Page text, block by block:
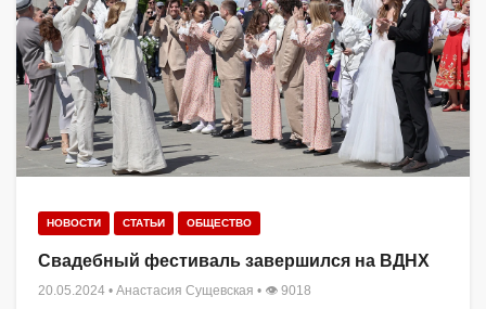
НОВОСТИ СТАТЬИ ОБЩЕСТВО
Свадебный фестиваль завершился на ВДНХ
20.05.2024 • Анастасия Сущевская • 👁 9018